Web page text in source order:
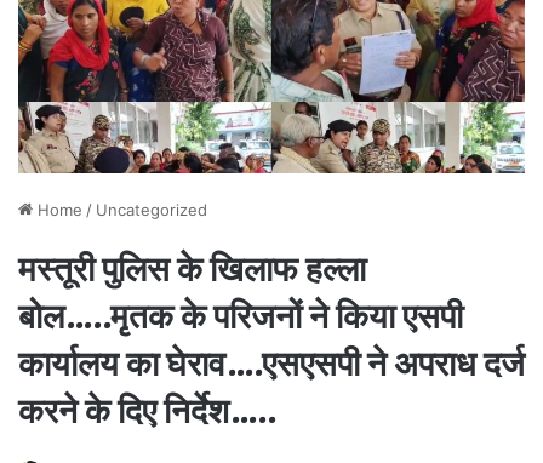
Home / Uncategorized
मस्तूरी पुलिस के खिलाफ हल्ला
बोल…..मृतक के परिजनों ने किया एसपी
कार्यालय का घेराव….एसएसपी ने अपराध दर्ज
करने के दिए निर्देश…..